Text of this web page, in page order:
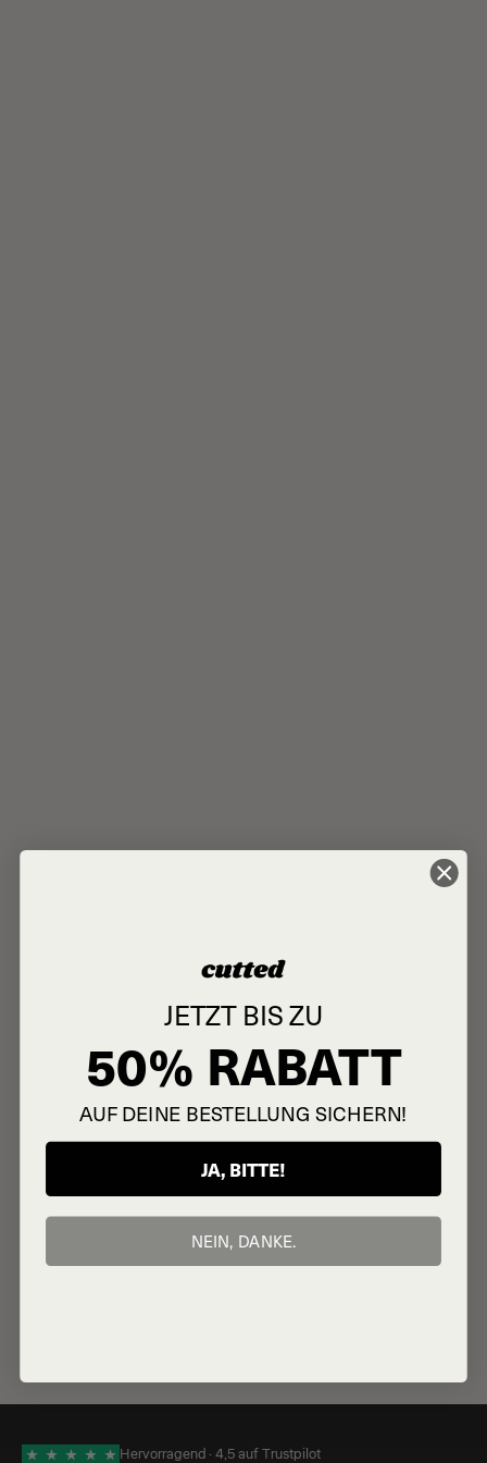
Hervorragend · 4,5 auf Trustpilot
JETZT BIS ZU
50% RABATT
AUF DEINE BESTELLUNG SICHERN!
JA, BITTE!
NEIN, DANKE.